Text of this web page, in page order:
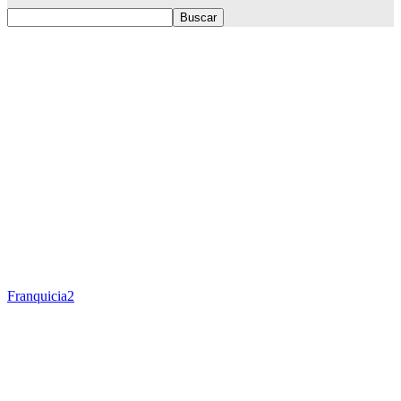
Franquicia2